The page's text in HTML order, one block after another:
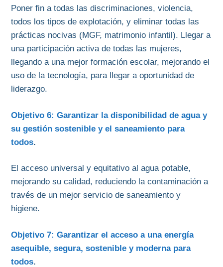
Poner fin a todas las discriminaciones, violencia,
todos los tipos de explotación, y eliminar todas las
prácticas nocivas (MGF, matrimonio infantil). Llegar a
una participación activa de todas las mujeres,
llegando a una mejor formación escolar, mejorando el
uso de la tecnología, para llegar a oportunidad de
liderazgo.
Objetivo 6: Garantizar la disponibilidad de agua y
su gestión sostenible y el saneamiento para
todos.
El acceso universal y equitativo al agua potable,
mejorando su calidad, reduciendo la contaminación a
través de un mejor servicio de saneamiento y
higiene.
Objetivo 7: Garantizar el acceso a una energía
asequible, segura, sostenible y moderna para
todos.